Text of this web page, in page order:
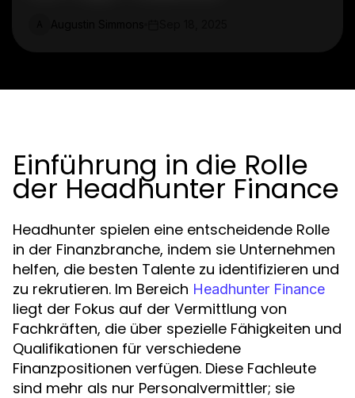
Einführung in die Rolle
der Headhunter Finance
Headhunter spielen eine entscheidende Rolle
in der Finanzbranche, indem sie Unternehmen
helfen, die besten Talente zu identifizieren und
zu rekrutieren. Im Bereich Headhunter Finance
liegt der Fokus auf der Vermittlung von
Fachkräften, die über spezielle Fähigkeiten und
Qualifikationen für verschiedene
Finanzpositionen verfügen. Diese Fachleute
sind mehr als nur Personalvermittler; sie